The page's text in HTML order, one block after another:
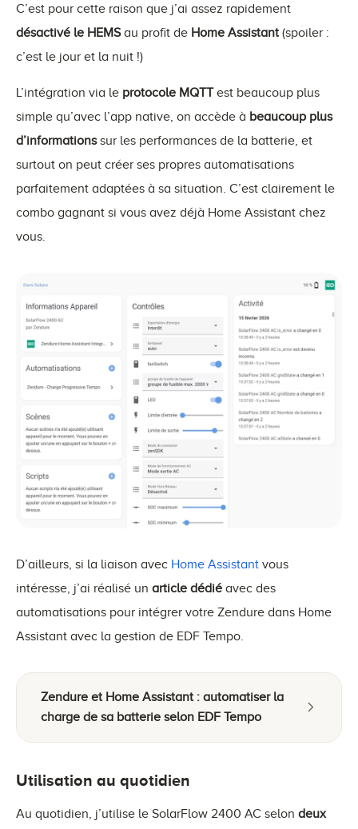
C’est pour cette raison que j’ai assez rapidement
désactivé le HEMSau profit de Home Assistant (spoiler :
c’est le jour et la nuit !)
L’intégration via le protocole MQTTest beaucoup plus
simple qu’avec l’app native, on accède à beaucoup plus
d’informationssur les performances de la batterie, et
surtout on peut créer ses propres automatisations
parfaitement adaptées à sa situation. C’est clairement le
combo gagnant si vous avez déjà Home Assistant chez
vous.
D’ailleurs, si la liaison avec Home Assistant vous
intéresse, j’ai réalisé un article dédié avec des
automatisations pour intégrer votre Zendure dans Home
Assistant avec la gestion de EDF Tempo.
Zendure et Home Assistant : automatiser la
charge de sa batterie selon EDF Tempo
Utilisation au quotidien
Au quotidien, j’utilise le SolarFlow 2400 AC selon deux